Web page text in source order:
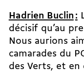
Hadrien Buclin :
décisif qu’au
Nous aurions
camarades du
des Verts, et